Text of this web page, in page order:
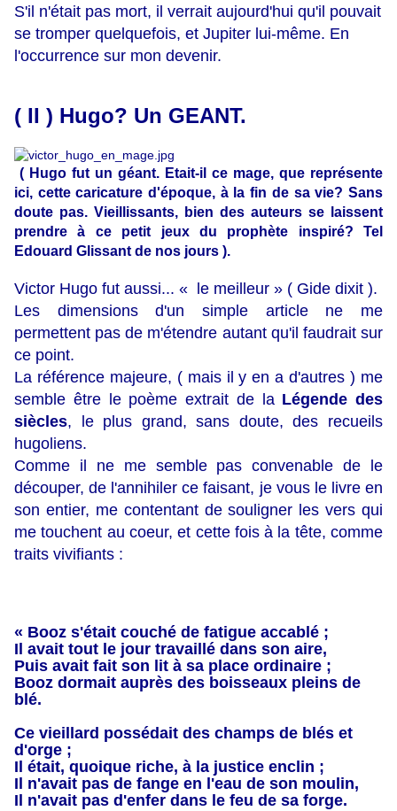
S'il n'était pas mort, il verrait aujourd'hui qu'il pouvait
se tromper quelquefois, et Jupiter lui-même. En
l'occurrence sur mon devenir.
( II ) Hugo? Un GEANT.
( Hugo fut un géant. Etait-il ce mage, que représente
ici, cette caricature d'époque, à la fin de sa vie? Sans
doute pas. Vieillissants, bien des auteurs se laissent
prendre à ce petit jeux du prophète inspiré? Tel
Edouard Glissant de nos jours ).
Victor Hugo fut aussi... « le meilleur » ( Gide dixit ).
Les dimensions d'un simple article ne me
permettent pas de m'étendre autant qu'il faudrait sur
ce point.
La référence majeure, ( mais il y en a d'autres ) me
semble être le poème extrait de la Légende des
siècles, le plus grand, sans doute, des recueils
hugoliens.
Comme il ne me semble pas convenable de le
découper, de l'annihiler ce faisant, je vous le livre en
son entier, me contentant de souligner les vers qui
me touchent au coeur, et cette fois à la tête, comme
traits vivifiants :
« Booz s'était couché de fatigue accablé ;
Il avait tout le jour travaillé dans son aire,
Puis avait fait son lit à sa place ordinaire ;
Booz dormait auprès des boisseaux pleins de
blé.
Ce vieillard possédait des champs de blés et
d'orge ;
Il était, quoique riche, à la justice enclin ;
Il n'avait pas de fange en l'eau de son moulin,
Il n'avait pas d'enfer dans le feu de sa forge.